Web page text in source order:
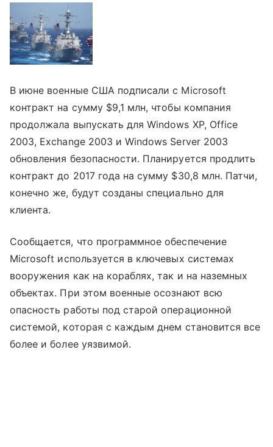
В июне военные США подписали с Microsoft
контракт на сумму $9,1 млн, чтобы компания
продолжала выпускать для Windows XP, Office
2003, Exchange 2003 и Windows Server 2003
обновления безопасности. Планируется продлить
контракт до 2017 года на сумму $30,8 млн. Патчи,
конечно же, будут созданы специально для
клиента.
Сообщается, что программное обеспечение
Microsoft используется в ключевых системах
вооружения как на кораблях, так и на наземных
объектах. При этом военные осознают всю
опасность работы под старой операционной
системой, которая с каждым днем становится все
более и более уязвимой.